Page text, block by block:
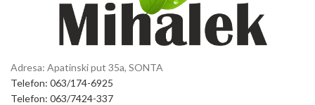
Adresa: Apatinski put 35a, SONTA
Telefon: 063/174-6925
Telefon: 063/7424-337